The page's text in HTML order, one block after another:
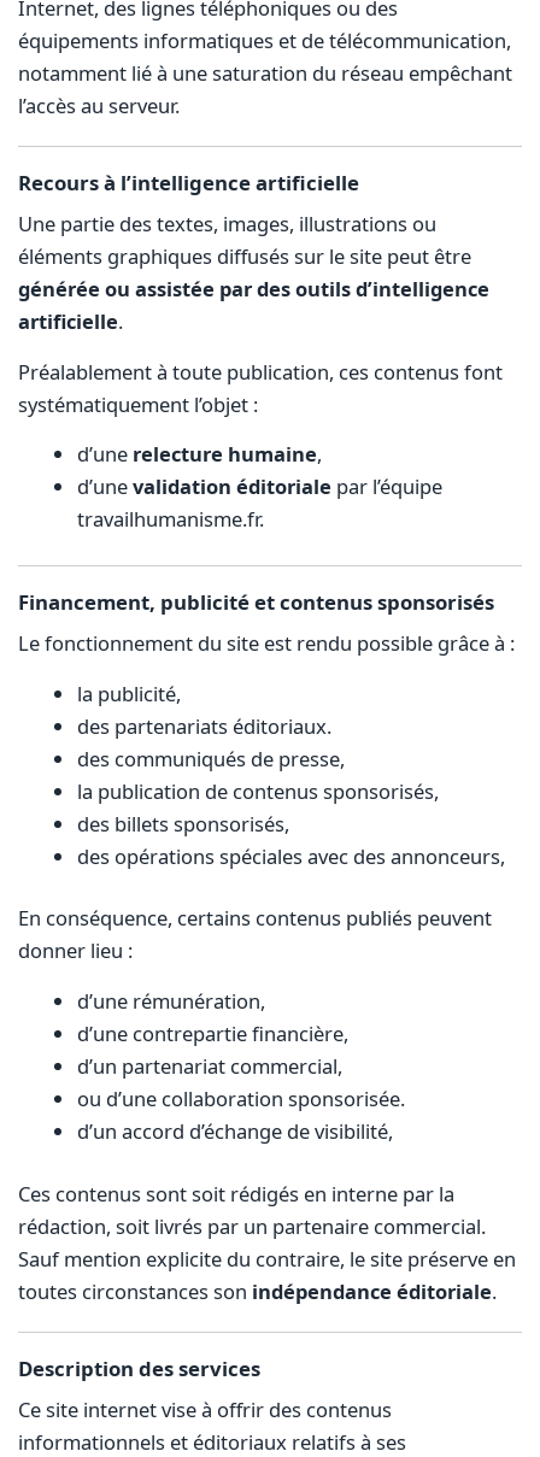
Internet, des lignes téléphoniques ou des
équipements informatiques et de télécommunication,
notamment lié à une saturation du réseau empêchant
l’accès au serveur.
Recours à l’intelligence artificielle
Une partie des textes, images, illustrations ou
éléments graphiques diffusés sur le site peut être
générée ou assistée par des outils d’intelligence
artificielle.
Préalablement à toute publication, ces contenus font
systématiquement l’objet :
d’une relecture humaine,
d’unevalidation éditoriale par l’équipe
travailhumanisme.fr.
Financement, publicité et contenus sponsorisés
Le fonctionnement du site est rendu possible grâce à :
la publicité,
des partenariats éditoriaux.
des communiqués de presse,
la publication de contenus sponsorisés,
des billets sponsorisés,
des opérations spéciales avec des annonceurs,
En conséquence, certains contenus publiés peuvent
donner lieu :
d’une rémunération,
d’une contrepartie financière,
d’un partenariat commercial,
ou d’une collaboration sponsorisée.
d’un accord d’échange de visibilité,
Ces contenus sont soit rédigés en interne par la
rédaction, soit livrés par un partenaire commercial.
Sauf mention explicite du contraire, le site préserve en
toutes circonstances son indépendance éditoriale.
Description des services
Ce site internet vise à offrir des contenus
informationnels et éditoriaux relatifs à ses